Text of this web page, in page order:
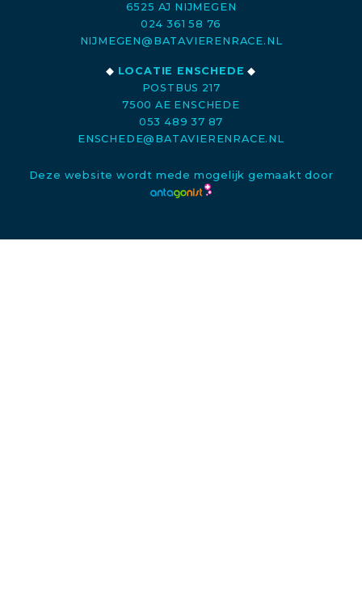
6525 AJ NIJMEGEN
024 361 58 76
NIJMEGEN@BATAVIERENRACE.NL
◆ LOCATIE ENSCHEDE ◆
POSTBUS 217
7500 AE ENSCHEDE
053 489 37 87
ENSCHEDE@BATAVIERENRACE.NL
Deze website wordt mede mogelijk gemaakt door